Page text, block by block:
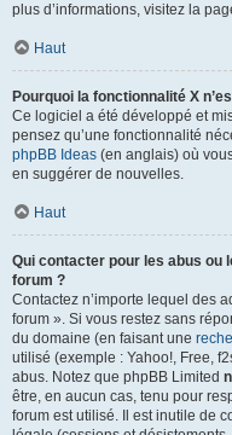
plus d’informations, visitez la
Haut
Pourquoi la fonctionnalité X
Ce logiciel a été développé et
pensez qu’une fonctionnalité
phpBB Ideas (en anglais) où
en suggérer de nouvelles.
Haut
Qui contacter pour les abus ou
forum ?
Contactez n’importe lequel des
forum ». Si vous restez sans
du domaine (en faisant une
utilisé (exemple : Yahoo!, Free,
abus. Notez que phpBB Limited
être, en aucun cas, tenu pour
forum est utilisé. Il est inutile de